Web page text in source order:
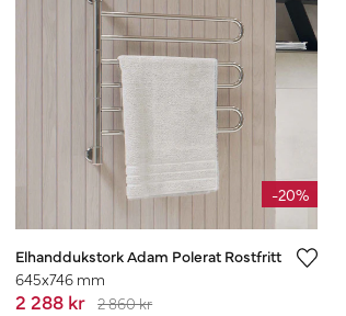
-20%
Elhanddukstork Adam Polerat Rostfritt
645x746 mm
2 288 kr 2 860 kr